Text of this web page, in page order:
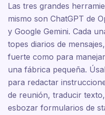
Las tres grandes
mismo son ChatGPT de
y Google Gemini. Cada
topes diarios de
fuerte como para
una fábrica pequeña.
para redactar
de reunión, traducir
esbozar formularios de